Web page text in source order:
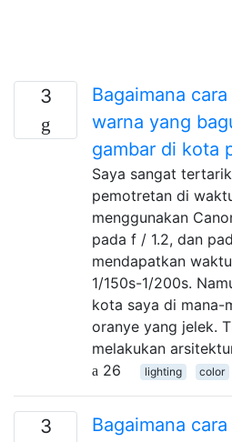
3
Bagaimana
warna yang
gambar di kota
Saya sangat
pemotretan di
menggunakan
pada f / 1.2, dan
mendapatkan
1/150s-1/200s.
kota saya di mana-
oranye yang jelek.
melakukan
26
lighting color
3 Bagaimana